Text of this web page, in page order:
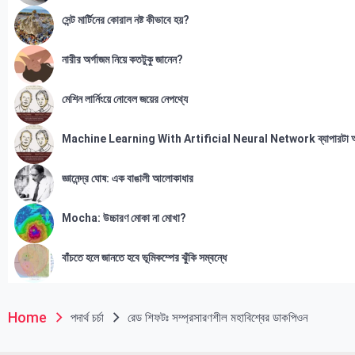
সেন্ট মার্টিনের কোরাল নষ্ট কীভাবে হয়?
নারীর অর্গাজম নিয়ে কতটুকু জানেন?
মেশিন লার্নিংয়ে নোবেল জয়ের নেপথ্যে
Machine Learning With Artificial Neural Network ব্যাপারটা
জ্ঞানেন্দ্র ঘোষ: এক বাঙালী আলোকাধার
Mocha: উচ্চারণ মোকা না মোখা?
বাঁচতে হলে জানতে হবে ভূমিকম্পের ঝুঁকি সম্বন্ধে
Home পদার্থ চর্চা রেড শিফটঃ সম্প্রসারণশীল মহাবিশ্বের ডাকপিওন